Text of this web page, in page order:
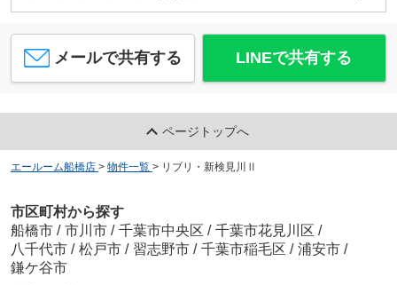
メールで共有する LINEで共有する
ページトップへ
エールーム船橋店 > 物件一覧 > リブリ・新検見川Ⅱ
市区町村から探す
船橋市 / 市川市 / 千葉市中央区 / 千葉市花見川区 /
八千代市 / 松戸市 / 習志野市 / 千葉市稲毛区 / 浦安市 /
鎌ケ谷市